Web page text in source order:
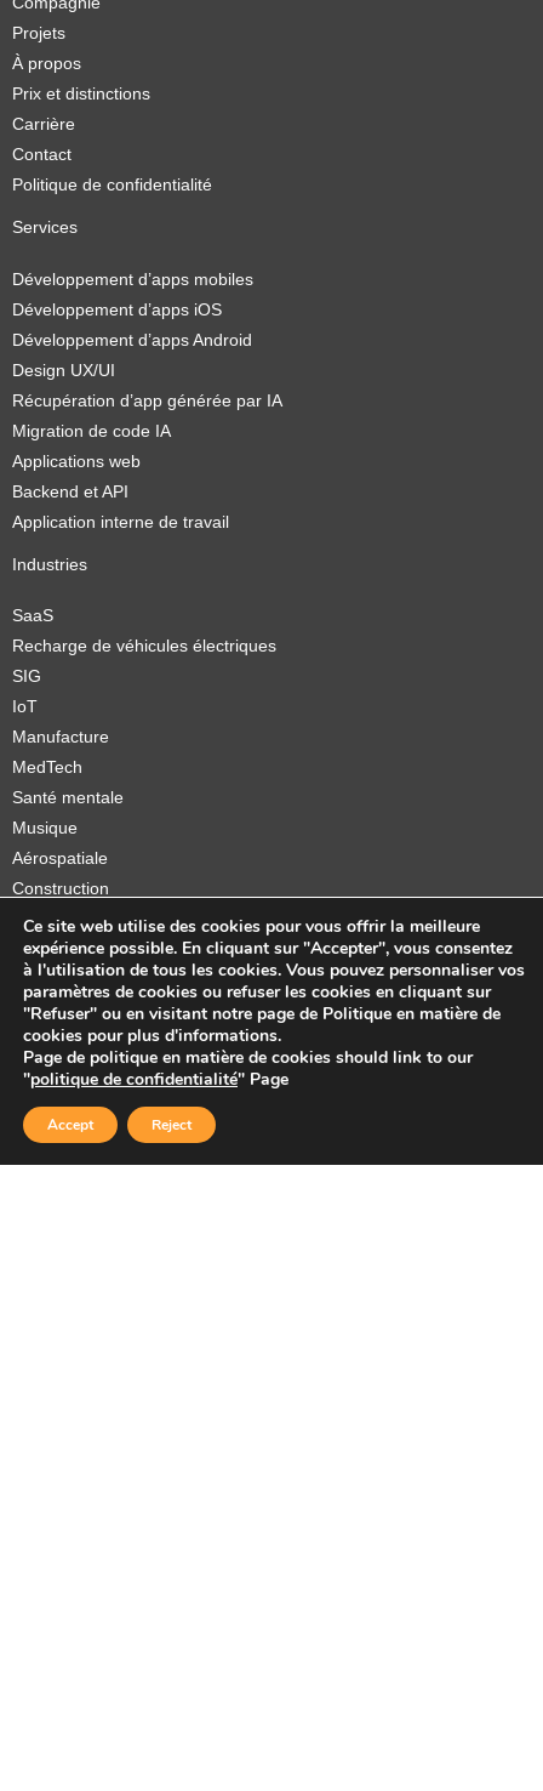
Projets
À propos
Prix et distinctions
Carrière
Contact
Politique de confidentialité
Services
Développement d’apps mobiles
Développement d’apps iOS
Développement d’apps Android
Design UX/UI
Récupération d’app générée par IA
Migration de code IA
Applications web
Backend et API
Application interne de travail
Industries
SaaS
Recharge de véhicules électriques
SIG
IoT
Manufacture
MedTech
Santé mentale
Musique
Aérospatiale
Construction
Orthèses et prothèses
Startups
Copyright © 2026 Sidekick Interactive Inc.
Ce site web utilise des cookies pour vous offrir la meilleure
expérience possible. En cliquant sur "Accepter", vous consentez
à l'utilisation de tous les cookies. Vous pouvez personnaliser vos
paramètres de cookies ou refuser les cookies en cliquant sur
"Refuser" ou en visitant notre page de Politique en matière de
cookies pour plus d'informations.
Page de politique en matière de cookies should link to our
"politique de confidentialité" Page
Accept Reject